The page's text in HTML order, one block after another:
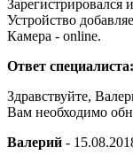
Устройство
Камера - online.
Ответ специалиста:
Здравствуйте,
Вам необходимо
Валерий -